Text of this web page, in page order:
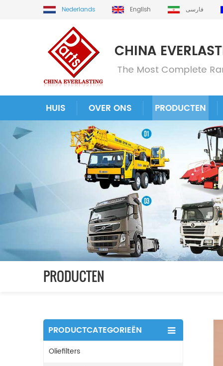
Nederlands English فارسی
HUIS OVER ONS PRODUCTEN
PRODUCTEN
PRODUCTCATEGORIEËN
Oliefilters